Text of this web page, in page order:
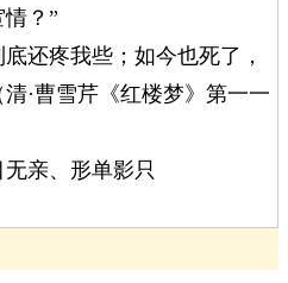
？”
还疼我些；如今也死了，
·曹雪芹《红楼梦》第一一
亲、形单影只